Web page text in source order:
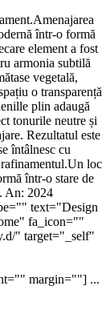
într-o formă
element a fost
armonia subtilă
vegetală,
o transparență
plin adaugă
tonurile neutre și
Rezultatul este
întâlnesc cu
loc
într-o stare de
An: 2024
text="Design
fa_icon=""
" target="_self"
margin=""] ...